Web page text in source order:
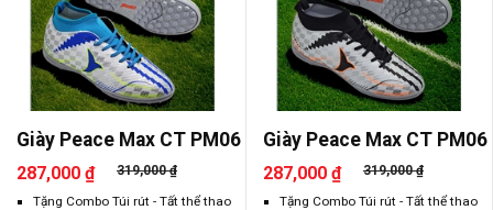
Giày Peace Max CT PM06
287,000 ₫ 319,000 ₫
Tặng Combo Túi rút - Tất thể thao
Giày Peace Max CT PM06
287,000 ₫ 319,000 ₫
Tặng Combo Túi rút - Tất thể thao